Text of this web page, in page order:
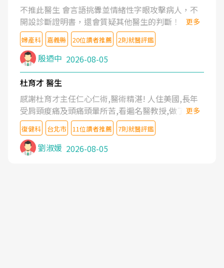
不推此醫生 會言語挑釁並情緒性字眼攻擊病人，不
開設診斷證明書，還會質疑其他醫生的判斷！
更多
婦產科 嘉義縣 20位讀者推薦 2則就醫評鑑
殷迺中 2026-08-05
杜育才 醫生
感謝杜育才主任仁心仁術,醫術精湛! 人住美國,長年
受肩頸痠痛及頭痛頭暈所苦,看遍名醫教授,做了各種
檢查,也嘗試過西醫打針,中醫針灸及物理徒手治療都
沒有用,後來連吃到嗎啡類止痛藥都效果有限,只是壓
症狀,沒多久就痛起來,多年失眠嚴重影響生活品質.
台灣親友介紹忠孝醫院杜育才主任是頸頭症候群專
更多
復健科 台北市 11位讀者推薦 7則就醫評鑑
劉淑媛 2026-08-05